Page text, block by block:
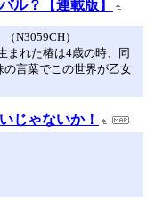
ル？【連載版】
N3059CH）
まれた椿は4歳の時、同
の言葉でこの世界が乙女
じゃないか！